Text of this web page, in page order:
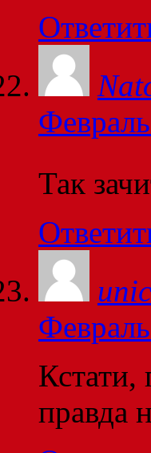
Так
правда